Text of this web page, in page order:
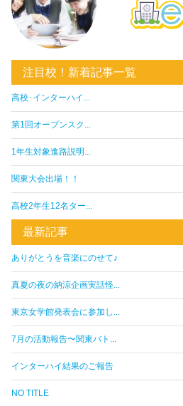
注目校！新着記事一覧
高校･インターハイ...
第1回オープンスク...
1年生対象進路説明...
関東大会出場！！
高校2年生12名ター...
最新記事
ありがとうを音楽にのせて♪
真夏の夜の納涼企画実話怪...
東京女学館発表会に参加し...
7月の活動報告〜関東バト...
インターハイ結果のご報告
NO TITLE